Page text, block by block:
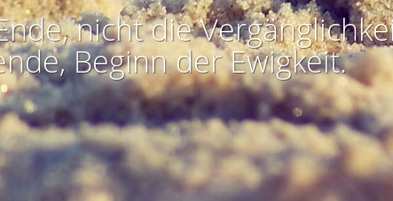
nicht die
Beginn der Ewigkeit.